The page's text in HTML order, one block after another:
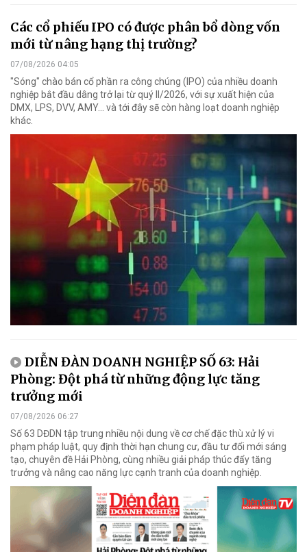
Các cổ phiếu IPO có được phân bổ dòng vốn
mới từ nâng hạng thị trường?
07/08/2026 04:05
"Sóng" chào bán cổ phần ra công chúng (IPO) của nhiều doanh
nghiệp bắt đầu dâng trở lại từ quý II/2026, với sự xuất hiện của
DMX, LPS, DVV, AMY... và tới đây sẽ còn hàng loạt doanh nghiệp
khác.
DIỄN ĐÀN DOANH NGHIỆP SỐ 63: Hải
Phòng: Đột phá từ những động lực tăng
trưởng mới
07/08/2026 06:27
Số 63 DĐDN tập trung nhiều nội dung về cơ chế đặc thù xử lý vi
phạm pháp luật, quy định thời hạn chung cư, đầu tư đổi mới sáng
tạo, chuyên đề Hải Phòng, cùng nhiều giải pháp thúc đẩy tăng
trưởng và nâng cao năng lực cạnh tranh của doanh nghiệp.